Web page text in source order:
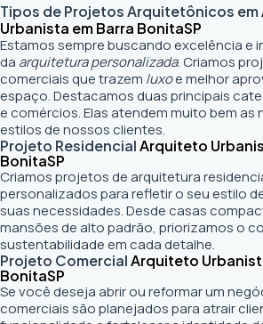
Tipos de Projetos Arquitetônicos em
Urbanista em Barra BonitaSP
Estamos sempre buscando excelência e
da arquitetura personalizada. Criamos
comerciais que trazem luxoe melhor
espaço. Destacamos duas principais
e comércios. Elas atendem muito bem as
estilos de nossos clientes.
Projeto ResidencialArquiteto
BonitaSP
Criamos projetos de arquitetura
personalizados para refletir o seu estilo
suas necessidades. Desde casas
mansões de alto padrão, priorizamos o
sustentabilidade em cada detalhe.
Projeto ComercialArquiteto
BonitaSP
Se você deseja abrir ou reformar um
comerciais são planejados para atrair